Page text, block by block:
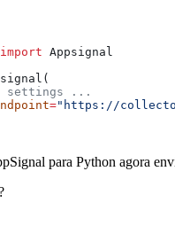
import Appsignal
settings ...
="https://
para Python agora